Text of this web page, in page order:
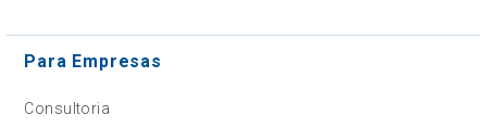
Para Empresas
Consultoria